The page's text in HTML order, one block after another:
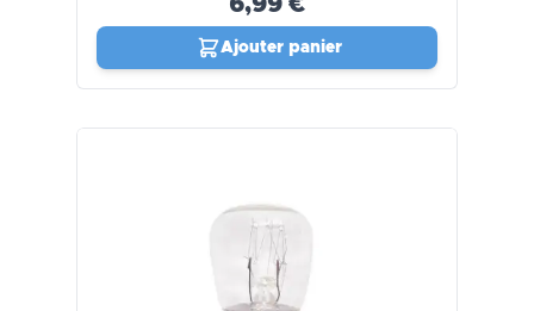
6,99 €
Ajouter panier